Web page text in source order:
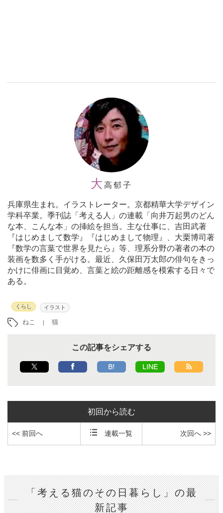
大 高郁子
兵庫県生まれ。イラストレーター。京都精華大学デザイン
学科卒業。季刊誌「考える人」の連載「向井万起男のどん
な本、こんな本」の挿絵を担当。主な仕事に、吉田武著
『はじめまして数学』『はじめまして物理』、大栗博司著
『数学の言葉で世界を見たら』等、理系分野の著者の本の
装画を数多く手がける。最近、久保田万太郎の俳句をきっ
かけに俳画に目覚め、言葉と絵の距離感を模索する日々で
ある。
くらし イラスト
ねこ 猫
この記事をシェアする
B! LINE
初回から読む
<< 前回へ 連載一覧 次回へ >>
「考える猫のその日暮らし」の最
新記事